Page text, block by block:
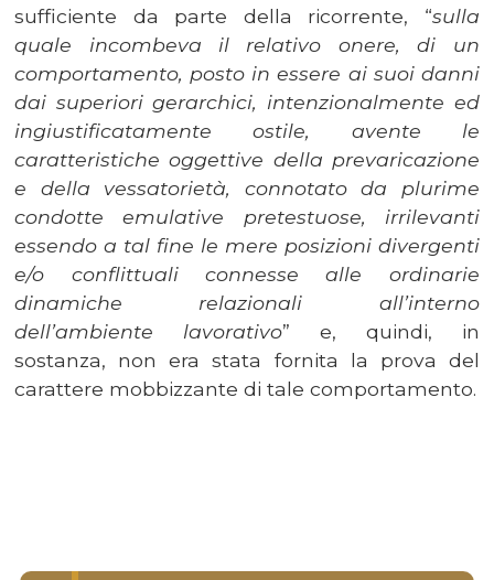
sufficiente da parte della ricorrente, “sulla
quale incombeva il relativo onere, di un
comportamento, posto in essere ai suoi danni
dai superiori gerarchici, intenzionalmente ed
ingiustificatamente ostile, avente le
caratteristiche oggettive della prevaricazione
e della vessatorietà, connotato da plurime
condotte emulative pretestuose, irrilevanti
essendo a tal fine le mere posizioni divergenti
e/o conflittuali connesse alle ordinarie
dinamiche relazionali all’interno
dell’ambiente lavorativo” e, quindi, in
sostanza, non era stata fornita la prova del
carattere mobbizzante di tale comportamento.